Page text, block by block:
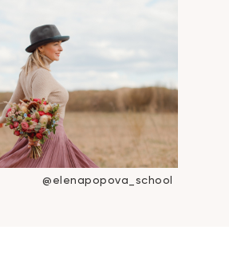
@elenapopova_school